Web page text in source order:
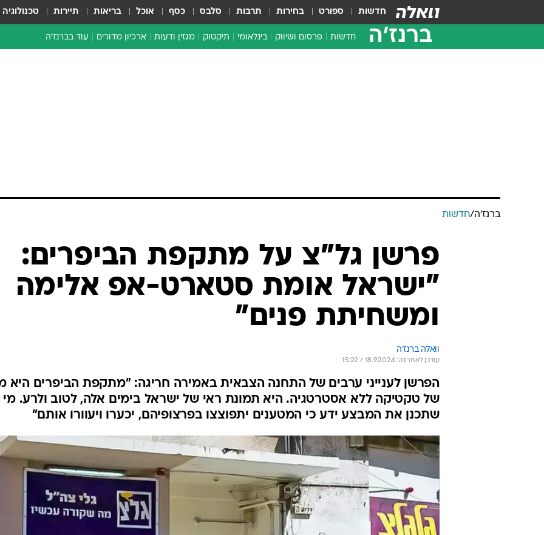
חדשות ספורט בחירות תרבות סלבס כסף אוכל בריאות תיירות טכנולוגיה
ברנז'ה חדשות פרסום ושיווק בינלאומי תיקטוק מגזין ודעות ארכיון מדורים עוד בברנז'ה
ברנז'ה/חדשות
פרשן גל"צ על מתקפת הביפרים:
"ישראל אומת סטארט-אפ אלימה
ומשחיתת פנים"
וואלה ברנז'ה
עודכן לאחרונה: 18.9.2024 / 15:22
הפרשן לענייני ערבים של התחנה הצבאית באמירה חריגה: "מתקפת הביפרים היא
של טקטיקה ללא אסטרטגיה. היא תמונת ראי של ישראל בימים אלה, לטוב ולרע. מי
שתכנן את המבצע ידע כי המטענים יתפוצצו בפרצופיהם, יכערו ויעוורו אותם"